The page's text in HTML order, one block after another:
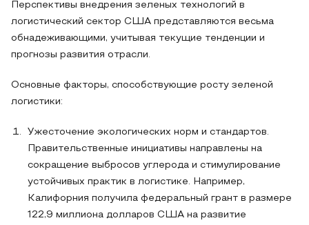
Перспективы внедрения зеленых технологий в
логистический сектор США представляются весьма
обнадеживающими, учитывая текущие тенденции и
прогнозы развития отрасли.
Основные факторы, способствующие росту зеленой
логистики:
Ужесточение экологических норм и стандартов.
Правительственные инициативы направлены на
сокращение выбросов углерода и стимулирование
устойчивых практик в логистике. Например,
Калифорния получила федеральный грант в размере
122,9 миллиона долларов США на развитие